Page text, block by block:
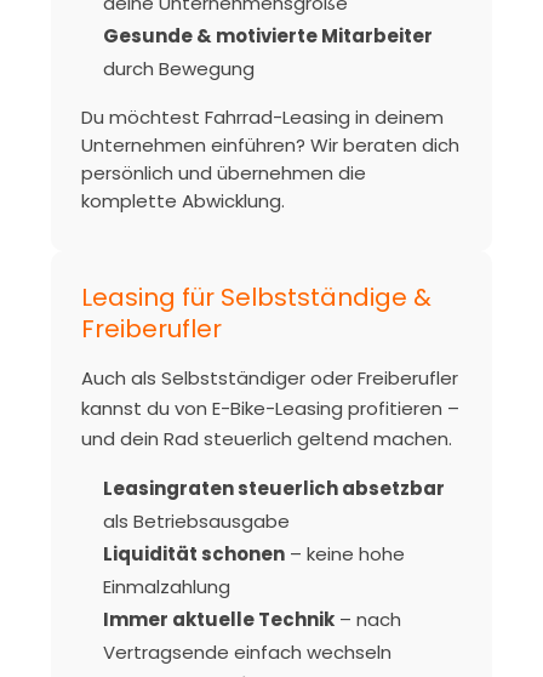
Gesunde & motivierte Mitarbeiter
durch Bewegung
Du möchtest Fahrrad-Leasing in deinem
Unternehmen einführen? Wir beraten dich
persönlich und übernehmen die
komplette Abwicklung.
Leasing für Selbstständige &
Freiberufler
Auch als Selbstständiger oder Freiberufler
kannst du von E-Bike-Leasing profitieren –
und dein Rad steuerlich geltend machen.
Leasingraten steuerlich absetzbar
als Betriebsausgabe
Liquidität schonen – keine hohe
Einmalzahlung
Immer aktuelle Technik – nach
Vertragsende einfach wechseln